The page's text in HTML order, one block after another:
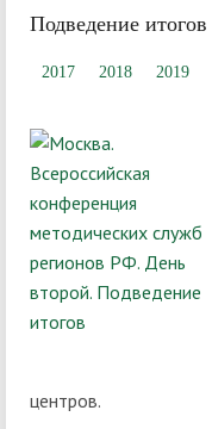
Подведение итогов
2017 2018 2019
центров.